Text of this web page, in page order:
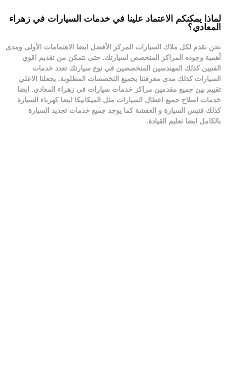
لماذا يمكنكم الاعتماد علينا في خدمات السيارات في زهراء
المعادي؟
نحن نقدم لكل ملاك السيارات المركز الأفضل ايضا الاهتمامات الأولى ومدى
أهمية وجوده المراكز المتخصص لسيارتك. حتى نتمكن من تقديم اقوي
الفنيين كذلك المهندسين المتخصصين في نوع سيارتك تعدد خدمات
السيارات كذلك مدى معرفتنا بجميع التخصصات المطلوبة. يجعلنا الاعلي
تقييم بين جميع مقدمين مراكز خدمات سيارات في زهراء المعادي. ايضا
خدمات اصلاح جميع اعطال السيارات مثل الميكانيكا ايضا كهرباء السيارة
كذلك فتيس السيارة و العفشة كما يوجد جميع خدمات تجديد السيارة
بالكامل ايضا تعليم القيادة.